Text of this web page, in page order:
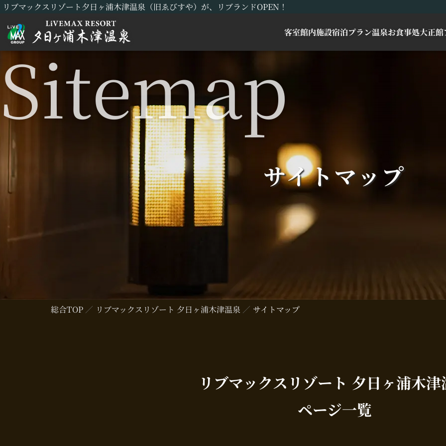
リブマックスリゾート夕日ヶ浦木津温泉（旧ゑびすや）が、リブランドOPEN！
客室館内施設宿泊プラン温泉お食事処大正館
サイトマップ
総合TOP リブマックスリゾート 夕日ヶ浦木津温泉 サイトマップ
リブマックスリゾート 夕日ヶ浦木津
ページ一覧